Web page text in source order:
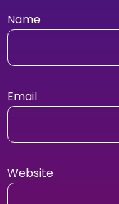
Name
Email
Website